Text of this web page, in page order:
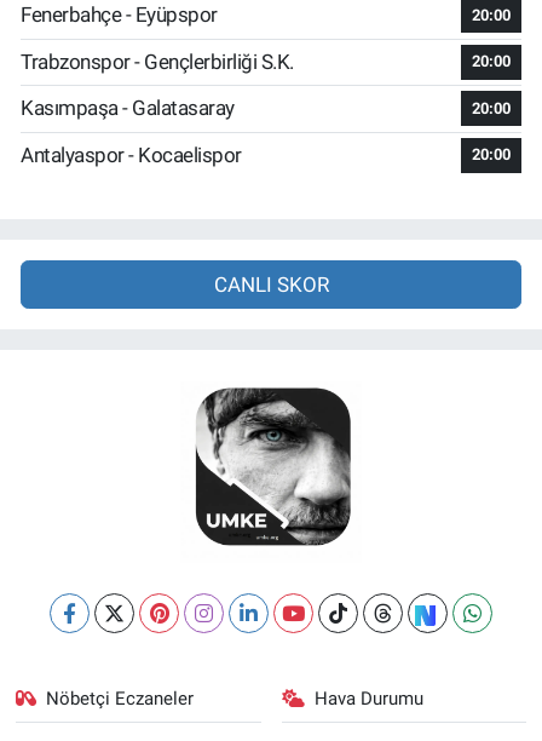
Fenerbahçe - Eyüpspor 20:00
Trabzonspor - Gençlerbirliği S.K. 20:00
Kasımpaşa - Galatasaray 20:00
Antalyaspor - Kocaelispor 20:00
CANLI SKOR
Nöbetçi Eczaneler Hava Durumu